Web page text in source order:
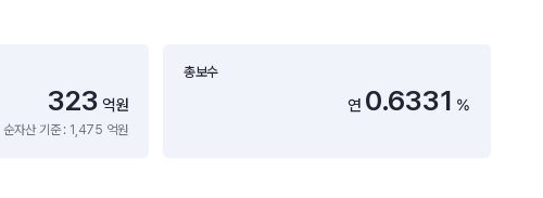
323 억원
순자산 기준 : 1,475 억원
총보수
연 0.6331 %